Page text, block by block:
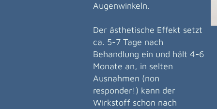
Augenwinkeln.
Der ästhetische Effekt setzt
ca. 5-7 Tage nach
Behandlung ein und hält 4-6
Monate an, in selten
Ausnahmen (non
responder!) kann der
Wirkstoff schon nach